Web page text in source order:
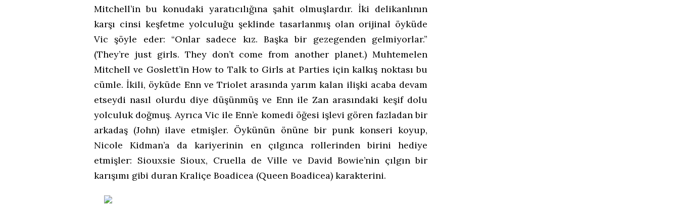
Mitchell’in bu konudaki yaratıcılığına şahit olmuşlardır. İki delikanlının
karşı cinsi keşfetme yolculuğu şeklinde tasarlanmış olan orijinal öyküde
Vic şöyle eder: “Onlar sadece kız. Başka bir gezegenden gelmiyorlar.”
(They’re just girls. They don’t come from another planet.) Muhtemelen
Mitchell ve Goslett’in How to Talk to Girls at Parties için kalkış noktası bu
cümle. İkili, öyküde Enn ve Triolet arasında yarım kalan ilişki acaba devam
etseydi nasıl olurdu diye düşünmüş ve Enn ile Zan arasındaki keşif dolu
yolculuk doğmuş. Ayrıca Vic ile Enn’e komedi öğesi işlevi gören fazladan bir
arkadaş (John) ilave etmişler. Öykünün önüne bir punk konseri koyup,
Nicole Kidman’a da kariyerinin en çılgınca rollerinden birini hediye
etmişler: Siouxsie Sioux, Cruella de Ville ve David Bowie’nin çılgın bir
karışımı gibi duran Kraliçe Boadicea (Queen Boadicea) karakterini.